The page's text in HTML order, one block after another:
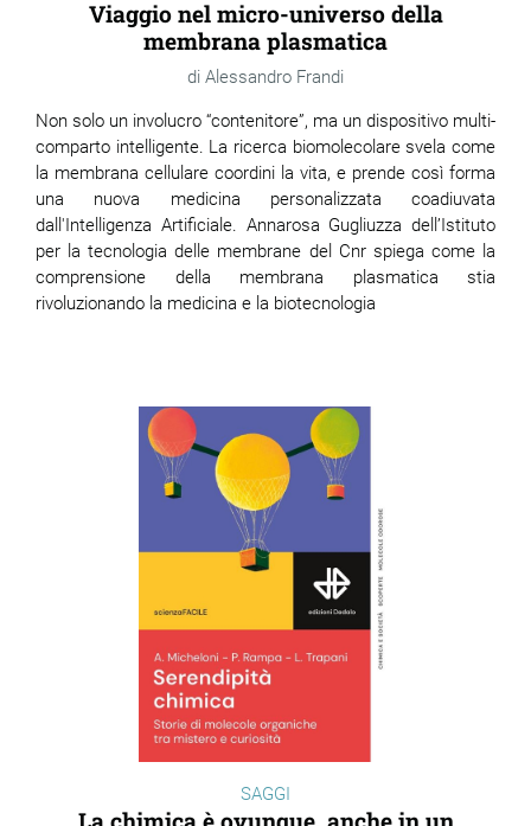
Viaggio nel micro-universo della
membrana plasmatica
Alessandro Frandi
Non solo un involucro “contenitore”, ma un dispositivo multi-
comparto intelligente. La ricerca biomolecolare svela come
la membrana cellulare coordini la vita, e prende così forma
una nuova medicina personalizzata coadiuvata
dall'Intelligenza Artificiale. Annarosa Gugliuzza dell’Istituto
per la tecnologia delle membrane del Cnr spiega come la
comprensione della membrana plasmatica stia
rivoluzionando la medicina e la biotecnologia
SAGGI